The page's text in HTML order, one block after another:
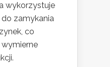
wykorzystuje
zamykania
co